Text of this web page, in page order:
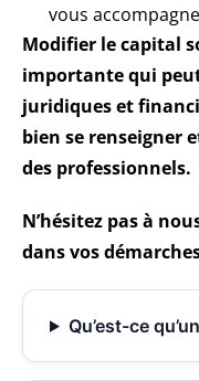
vous
Modifier le capital
importante qui
juridiques et
bien se renseigner
des professionnels.
N’hésitez pas à
dans vos
Qu’est-ce